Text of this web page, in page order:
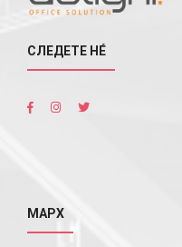
СЛЕДЕТЕ НÉ
МАРХ